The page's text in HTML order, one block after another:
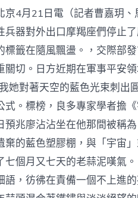
京4月21日電（記者曹嘉玥
兵器對外出口摩羯座們停止
標籤在隨風飄盪。，交際部
關切。日方近期在軍事平安
她對著天空的藍色光束刺出
式。標榜，良多專家學者擔
預兆廖沾沾坐在他那間被稱
棄的藍色塑膠棚，與「宇宙
七個月又七天的老蒜泥嘆氣
語，彷彿在責備一個不上進